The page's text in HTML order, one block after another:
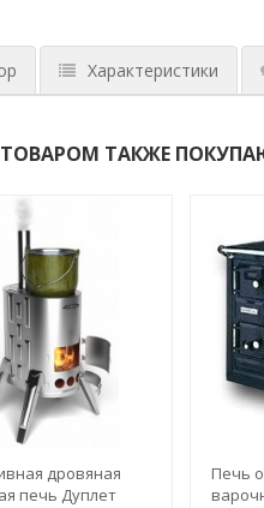
Характеристики
ТАКЖЕ
дровяная
печь Дуплет
Печь